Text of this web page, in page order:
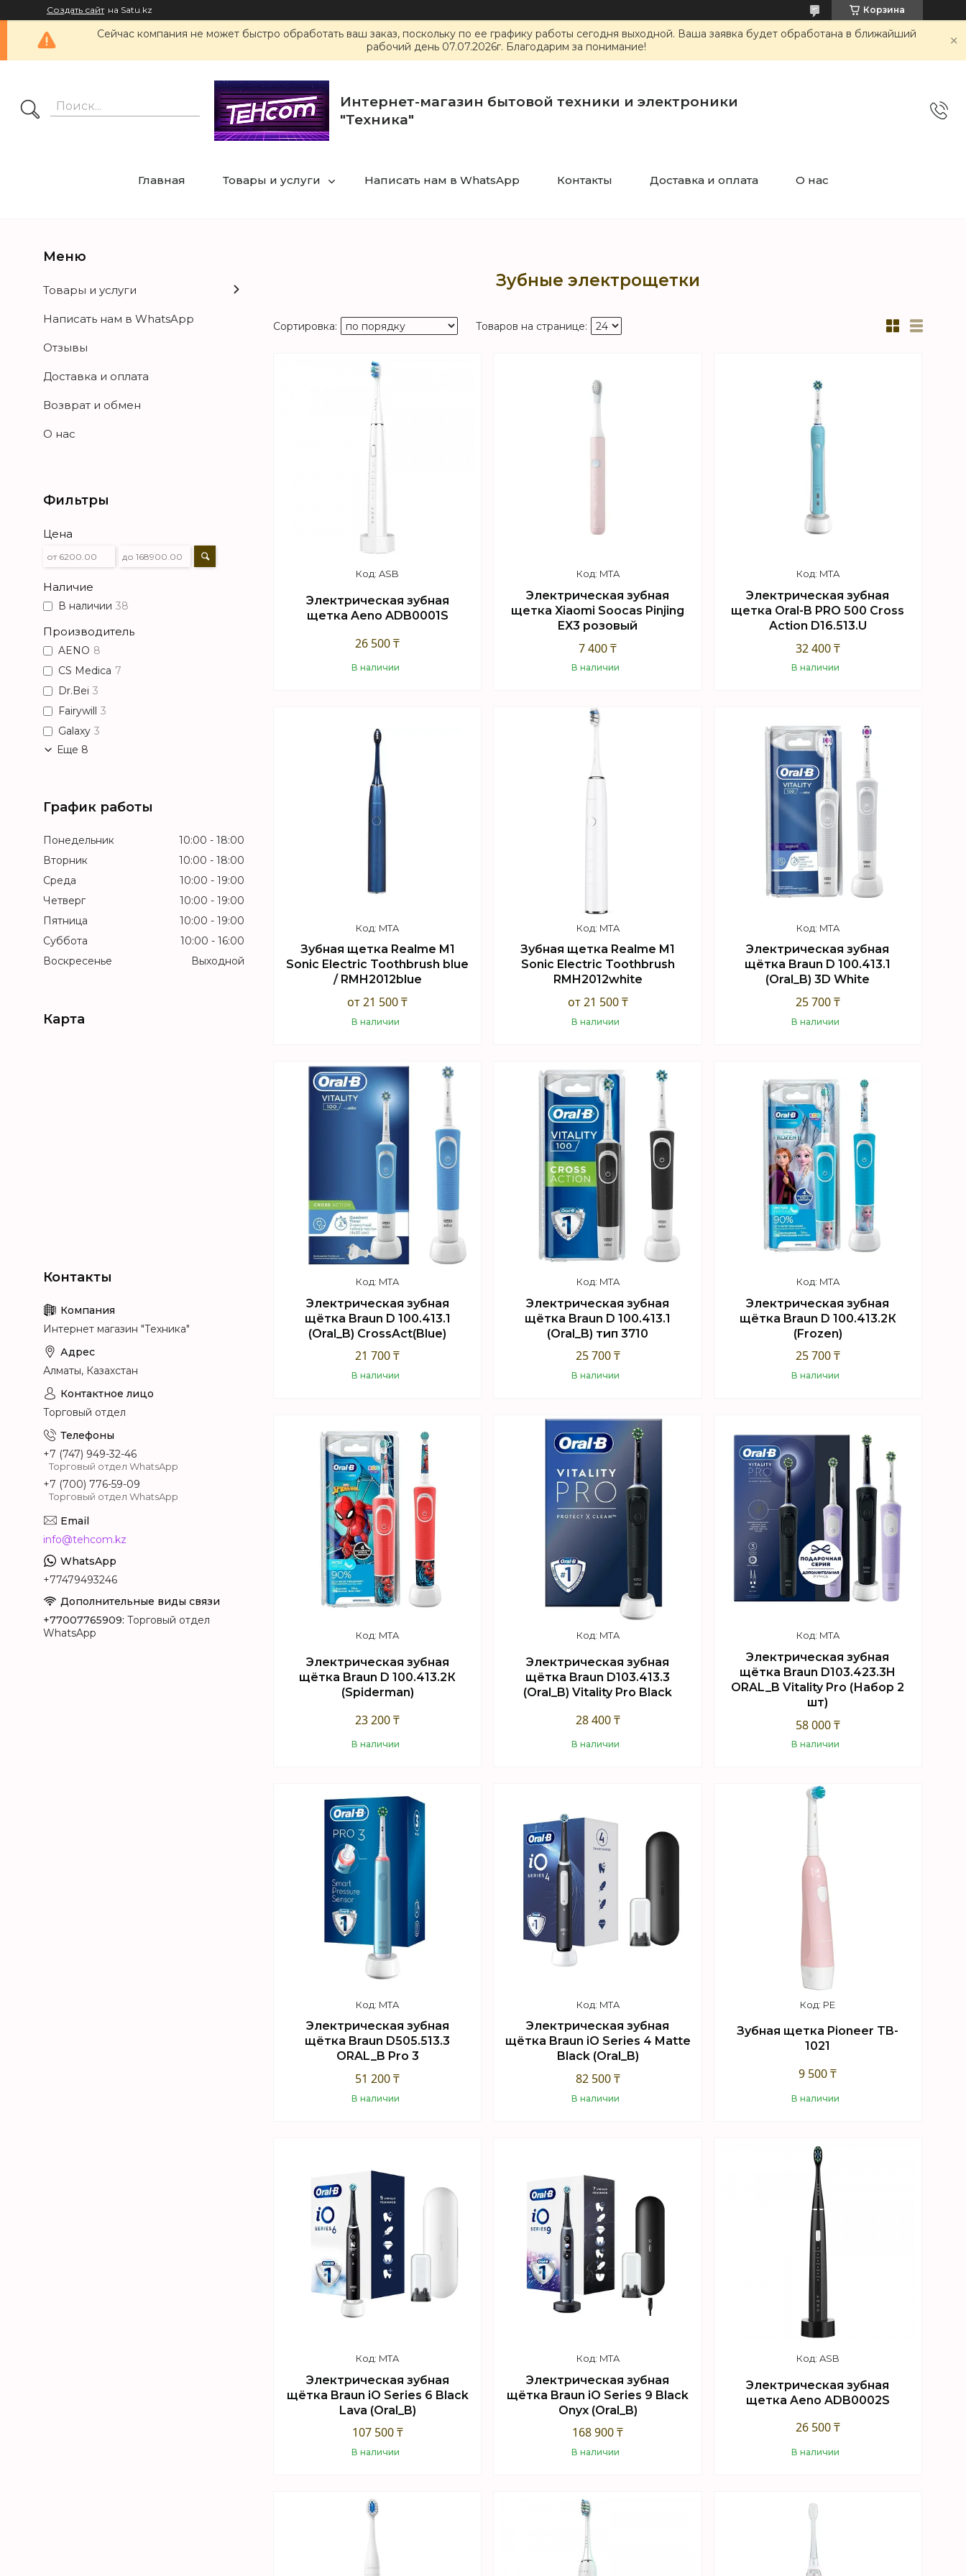
Создать сайт на Satu.kz Корзина
Сейчас компания не может быстро обработать ваш заказ, поскольку по ее графику работы сегодня выходной. Ваша заявка будет обработана в ближайший
рабочий день 07.07.2026г. Благодарим за понимание!
Интернет-магазин бытовой техники и электроники
"Техника"
Главная Товары и услуги Написать нам в WhatsApp Контакты Доставка и оплата О нас
Зубные электрощетки
ASB
Электрическая зубная
щетка Aeno ADB0001S
26 500 ₸
В наличии
MTA
Электрическая зубная
щетка Xiaomi Soocas Pinjing
EX3 розовый
7 400 ₸
В наличии
Купить
MTA
Электрическая зубная
щетка Oral-B PRO 500 Cross
Action D16.513.U
32 400 ₸
В наличии
MTA
Зубная щетка Realme M1
Sonic Electric Toothbrush blue
/ RMH2012blue
от 21 500 ₸
В наличии
Купить
MTA
Зубная щетка Realme M1
Sonic Electric Toothbrush
RMH2012white
от 21 500 ₸
В наличии
Купить
MTA
Электрическая зубная
щётка Braun D 100.413.1
(Oral_B) 3D White
25 700 ₸
В наличии
MTA
Электрическая зубная
щётка Braun D 100.413.1
(Oral_B) CrossAct(Blue)
21 700 ₸
В наличии
MTA
Электрическая зубная
щётка Braun D 100.413.1
(Oral_B) тип 3710
25 700 ₸
В наличии
Купить
MTA
Электрическая зубная
щётка Braun D 100.413.2К
(Frozen)
25 700 ₸
В наличии
MTA
Электрическая зубная
щётка Braun D 100.413.2К
(Spiderman)
23 200 ₸
В наличии
MTA
Электрическая зубная
щётка Braun D103.413.3
(Oral_B) Vitality Pro Black
28 400 ₸
В наличии
MTA
Электрическая зубная
щётка Braun D103.423.3H
ORAL_B Vitality Pro (Набор 2
шт)
58 000 ₸
В наличии
Купить
MTA
Электрическая зубная
щётка Braun D505.513.3
ORAL_B Pro 3
51 200 ₸
В наличии
MTA
Электрическая зубная
щётка Braun iO Series 4 Matte
Black (Oral_B)
82 500 ₸
В наличии
PE
Зубная щетка Pioneer TB-
1021
9 500 ₸
В наличии
Купить
MTA
Электрическая зубная
щётка Braun iO Series 6 Black
Lava (Oral_B)
107 500 ₸
В наличии
Купить
MTA
Электрическая зубная
щётка Braun iO Series 9 Black
Onyx (Oral_B)
168 900 ₸
В наличии
ASB
Электрическая зубная
щетка Aeno ADB0002S
26 500 ₸
В наличии
Товары и услуги
Написать нам в WhatsApp
Отзывы
Доставка и оплата
Возврат и обмен
О нас
Фильтры
Цена
Наличие
В наличии 38
Производитель
AENO 8
CS Medica 7
Dr.Bei 3
Fairywill
3
Galaxy 3
Еще 8
График работы
Понедельник 10:00
18:00
Вторник
10:00
18:00
Среда
10:00
19:00
Четверг
10:00
19:00
Пятница
10:00
19:00
Суббота
10:00
16:00
Воскресенье
Выходной
Карта
Интернет магазин "Техника"
Алматы, Казахстан
Торговый отдел
+7 (747) 949-32-46
Торговый отдел WhatsApp
+7 (700) 776-59-09
Торговый отдел WhatsApp
info@tehcom.kz
+77479493246
+77007765909 Торговый отдел
WhatsApp